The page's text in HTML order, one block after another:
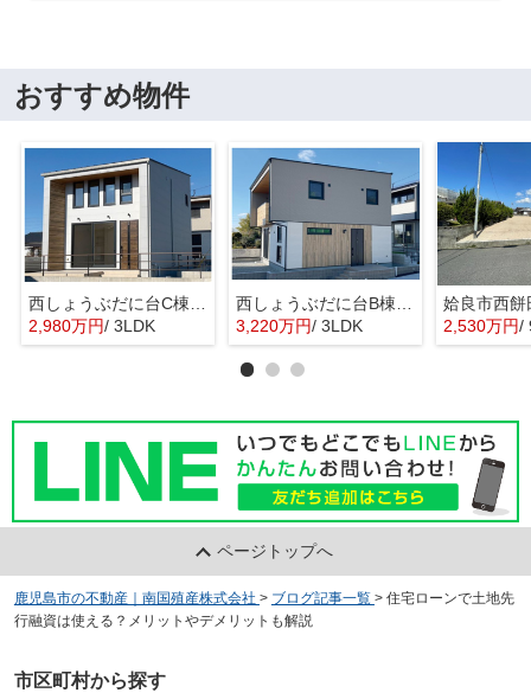
おすすめ物件
2,980万円/ 3LDK
3,220万円/ 3LDK
姶良市西
2,530万円/
ページトップへ
鹿児島市の不動産｜南国殖産株式会社 > ブログ記事一覧 > 住宅ローンで土地先
行融資は使える？メリットやデメリットも解説
市区町村から探す